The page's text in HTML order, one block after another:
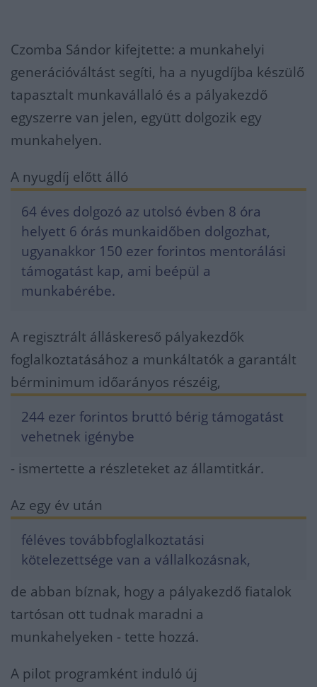
Czomba Sándor kifejtette: a munkahelyi
generációváltást segíti, ha a nyugdíjba készülő
tapasztalt munkavállaló és a pályakezdő
egyszerre van jelen, együtt dolgozik egy
munkahelyen.
A nyugdíj előtt álló
64 éves dolgozó az utolsó évben 8 óra
helyett 6 órás munkaidőben dolgozhat,
ugyanakkor 150 ezer forintos mentorálási
támogatást kap, ami beépül a
munkabérébe.
A regisztrált álláskereső pályakezdők
foglalkoztatásához a munkáltatók a garantált
bérminimum időarányos részéig,
244 ezer forintos bruttó bérig támogatást
vehetnek igénybe
- ismertette a részleteket az államtitkár.
Az egy év után
féléves továbbfoglalkoztatási
kötelezettsége van a vállalkozásnak,
de abban bíznak, hogy a pályakezdő fiatalok
tartósan ott tudnak maradni a
munkahelyeken - tette hozzá.
A pilot programként induló új